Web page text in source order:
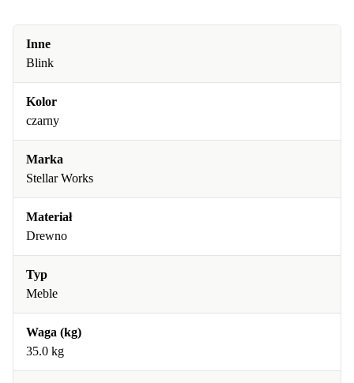
Inne
Blink
Kolor
czarny
Marka
Stellar Works
Materiał
Drewno
Typ
Meble
Waga (kg)
35.0 kg